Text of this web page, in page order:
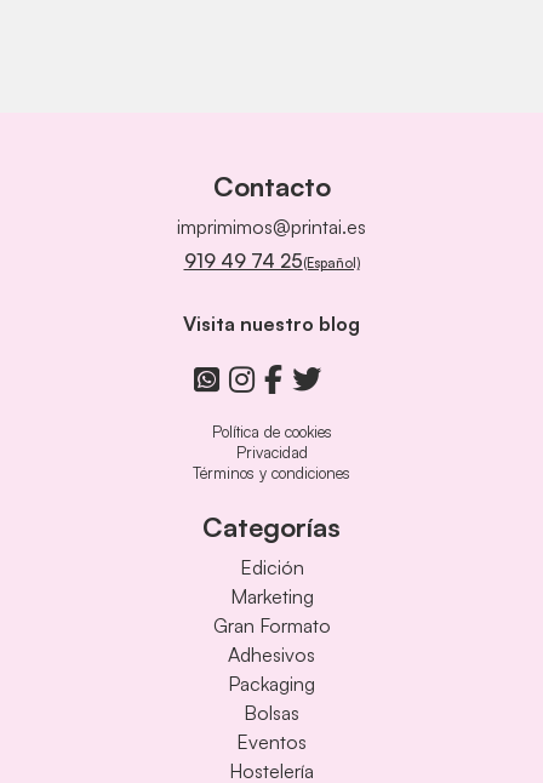
Contacto
imprimimos@printai.es
919 49 74 25(Español)
Visita nuestro blog
Política de cookies
Privacidad
Términos y condiciones
Categorías
Edición
Marketing
Gran Formato
Adhesivos
Packaging
Bolsas
Eventos
Hostelería